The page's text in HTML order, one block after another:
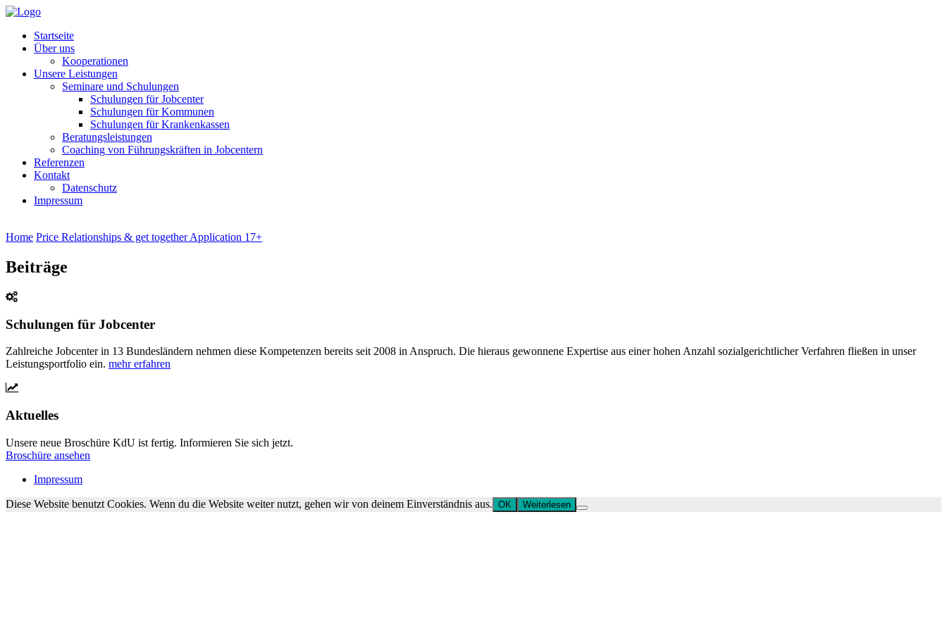
Startseite
Über uns
Kooperationen
Unsere Leistungen
Seminare und Schulungen
Schulungen für Jobcenter
Schulungen für Kommunen
Schulungen für Krankenkassen
Beratungsleistungen
Coaching von Führungskräften in Jobcentern
Referenzen
Kontakt
Datenschutz
Impressum
Home Price Relationships & get together Application 17+
Beiträge
Schulungen für Jobcenter
Zahlreiche Jobcenter in 13 Bundesländern nehmen diese Kompetenzen bereits seit 2008 in Anspruch. Die hieraus gewonnene Expertise aus einer hohen Anzahl sozialgerichtlicher Verfahren fließen in unser
Leistungsportfolio ein. mehr erfahren
Aktuelles
Unsere neue Broschüre KdU ist fertig. Informieren Sie sich jetzt.
Broschüre ansehen
Impressum
Diese Website benutzt Cookies. Wenn du die Website weiter nutzt, gehen wir von deinem Einverständnis aus. OK Weiterlesen